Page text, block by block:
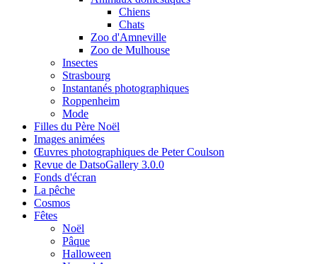
Chiens
Chats
Zoo d'Amneville
Zoo de Mulhouse
Insectes
Strasbourg
Instantanés photographiques
Roppenheim
Mode
Filles du Père Noël
Images animées
Œuvres photographiques de Peter Coulson
Revue de DatsoGallery 3.0.0
Fonds d'écran
La pêche
Cosmos
Fêtes
Noël
Pâque
Halloween